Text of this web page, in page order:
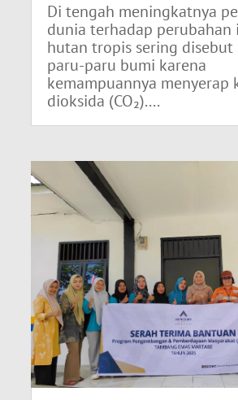
Di tengah meningkatnya
dunia terhadap perubahan
hutan tropis sering disebut
paru-paru bumi karena
kemampuannya menyerap
dioksida (CO₂)....